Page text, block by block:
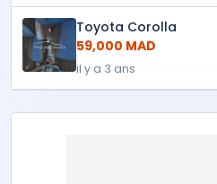
Toyota Corolla
59,000 MAD
il y a 3 ans